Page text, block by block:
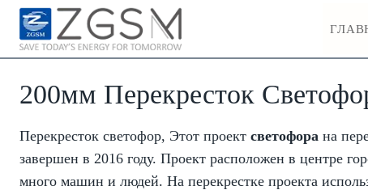
Skip
content
200мм Перекресток
Перекресток светофор, Этот проект светофора на
завершен в 2016 году. Проект расположен в центре
много машин и людей. На перекрестке проекта